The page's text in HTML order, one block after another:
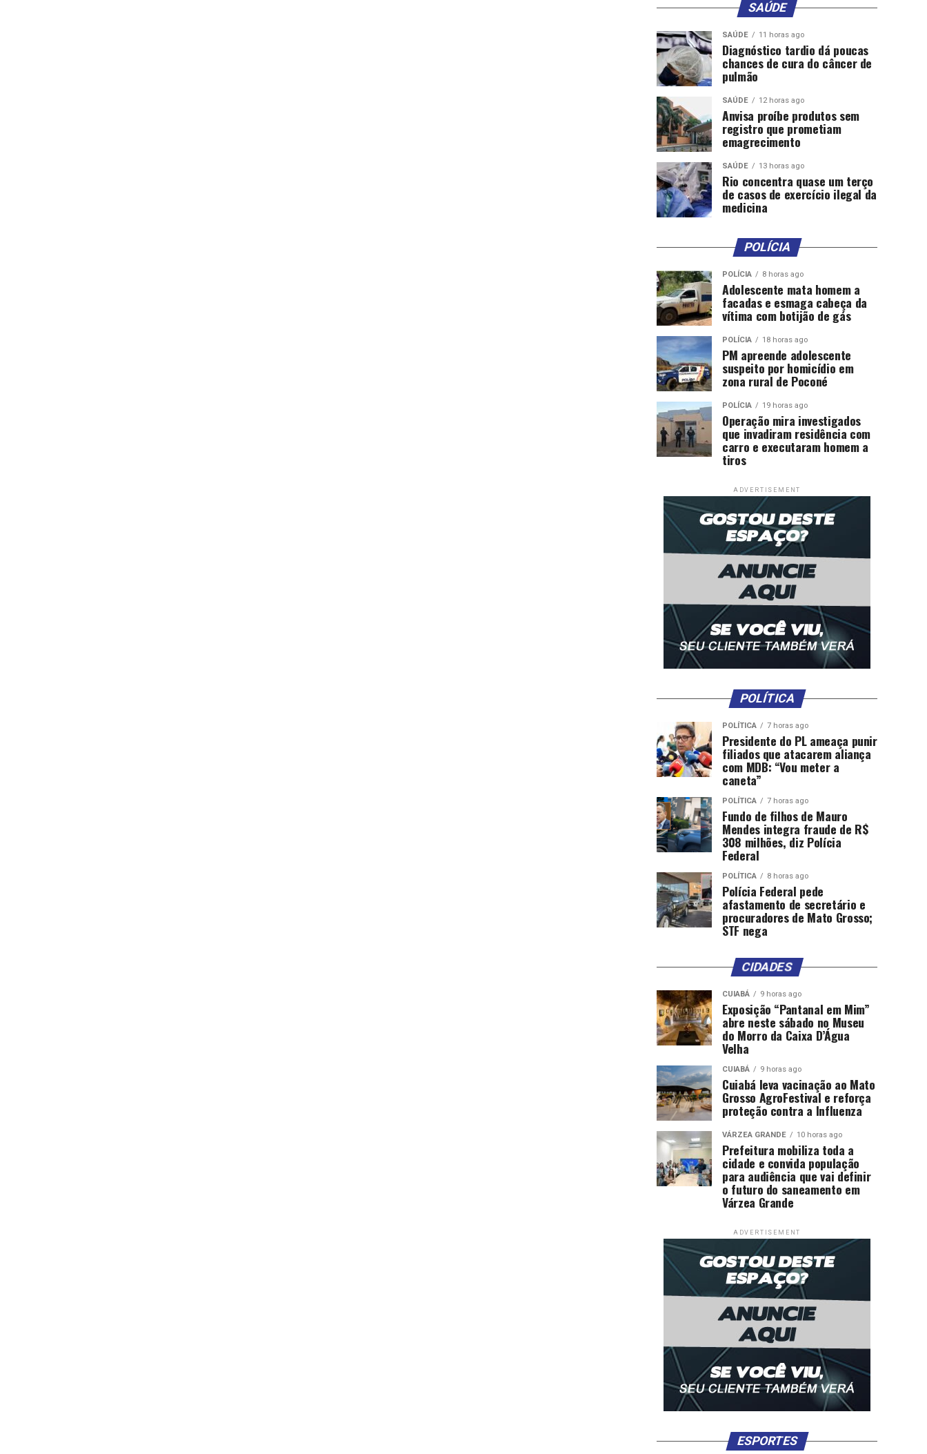
SAÚDE
SAÚDE 11 horas ago
Diagnóstico tardio dá poucas
chances de cura do câncer de
pulmão
SAÚDE 12 horas ago
Anvisa proíbe produtos sem
registro que prometiam
emagrecimento
SAÚDE 13 horas ago
Rio concentra quase um terço
de casos de exercício ilegal da
medicina
POLÍCIA
POLÍCIA 8 horas ago
Adolescente mata homem a
facadas e esmaga cabeça da
vítima com botijão de gás
POLÍCIA 18 horas ago
PM apreende adolescente
suspeito por homicídio em
zona rural de Poconé
POLÍCIA 19 horas ago
Operação mira investigados
que invadiram residência com
carro e executaram homem a
tiros
ADVERTISEMENT
POLÍTICA
POLÍTICA 7 horas ago
Presidente do PL ameaça punir
filiados que atacarem aliança
com MDB: “Vou meter a
caneta”
POLÍTICA 7 horas ago
Fundo de filhos de Mauro
Mendes integra fraude de R$
308 milhões, diz Polícia
Federal
POLÍTICA 8 horas ago
Polícia Federal pede
afastamento de secretário e
procuradores de Mato Grosso;
STF nega
CIDADES
CUIABÁ 9 horas ago
Exposição “Pantanal em Mim”
abre neste sábado no Museu
do Morro da Caixa D’Água
Velha
CUIABÁ 9 horas ago
Cuiabá leva vacinação ao Mato
Grosso AgroFestival e reforça
proteção contra a Influenza
VÁRZEA GRANDE 10 horas ago
Prefeitura mobiliza toda a
cidade e convida população
para audiência que vai definir
o futuro do saneamento em
Várzea Grande
ADVERTISEMENT
ESPORTES